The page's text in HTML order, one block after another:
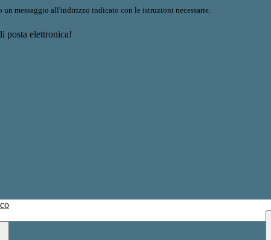
un messaggio all'indirizzo indicato con le istruzioni necessarie.
posta elettronica!